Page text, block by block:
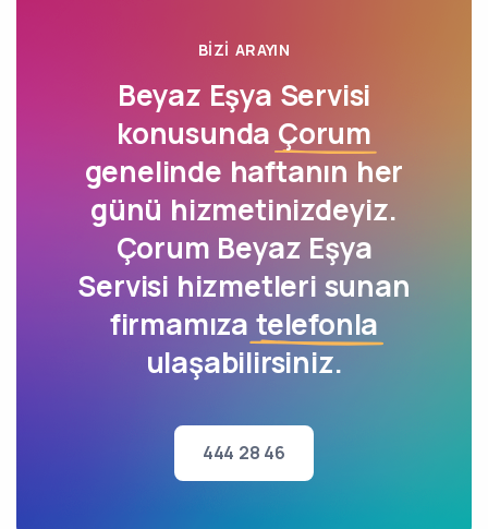
BIZI ARAYIN
Beyaz Eşya Servisi
konusunda Çorum
genelinde haftanın her
günü hizmetinizdeyiz.
Çorum Beyaz Eşya
Servisi hizmetleri sunan
firmamıza telefonla
ulaşabilirsiniz.
444 28 46